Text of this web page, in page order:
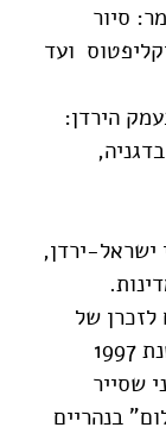
סיור
ועד
הירדן:
ישראל-ירדן,
לזכרן של
שבע ילדות ישראליות שנורו למוות בשנת 1997
שסייר
בנהריים